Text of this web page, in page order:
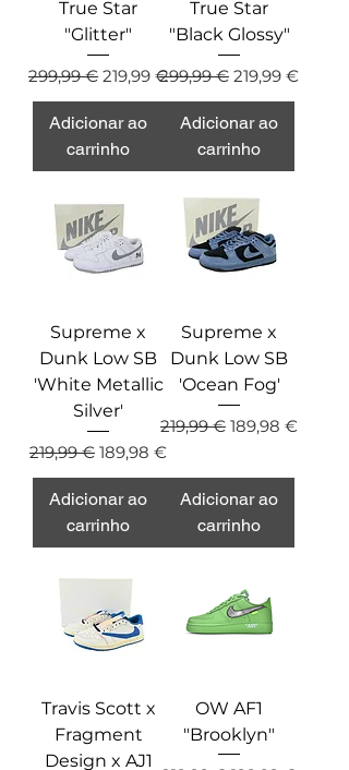
True Star
"Glitter"
Preço normal
299,99 € Preço promocional
219,99 €
Adicionar ao
carrinho
True Star
"Black Glossy"
Preço normal
299,99 € Preço
219,99 €
Adicionar ao
carrinho
Supreme x
Dunk Low SB
'White Metallic
Silver'
Preço normal
219,99 € Preço promocional
189,98 €
Adicionar ao
carrinho
Supreme x
Dunk Low SB
'Ocean Fog'
Preço normal
219,99 € Preço
189,98 €
Adicionar ao
carrinho
Travis Scott x
Fragment
Design x AJ1
OW AF1
"Brooklyn"